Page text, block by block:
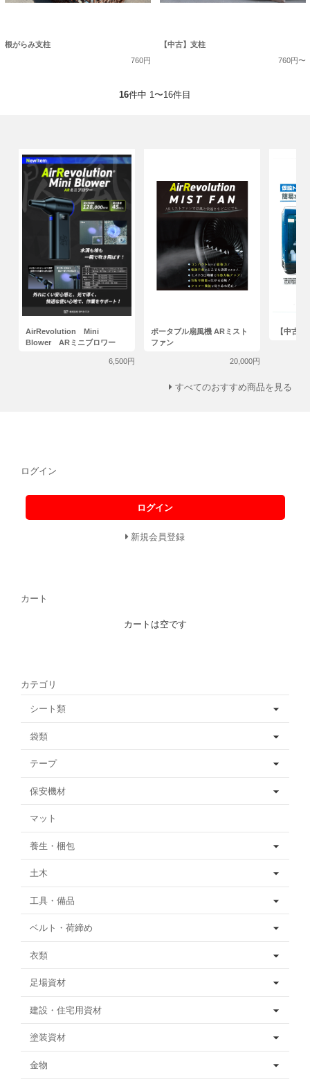
根がらみ支柱
760円
【中古】支柱
760円〜
16件中 1〜16件目
AirRevolution Mini
Blower ARミニブロワー
6,500円
ポータブル扇風機 ARミスト
ファン
20,000円
【中古
すべてのおすすめ商品を見る
ログイン
ログイン
新規会員登録
カート
カートは空です
カテゴリ
シート類
袋類
テープ
保安機材
マット
養生・梱包
土木
工具・備品
ベルト・荷締め
衣類
足場資材
建設・住宅用資材
塗装資材
金物